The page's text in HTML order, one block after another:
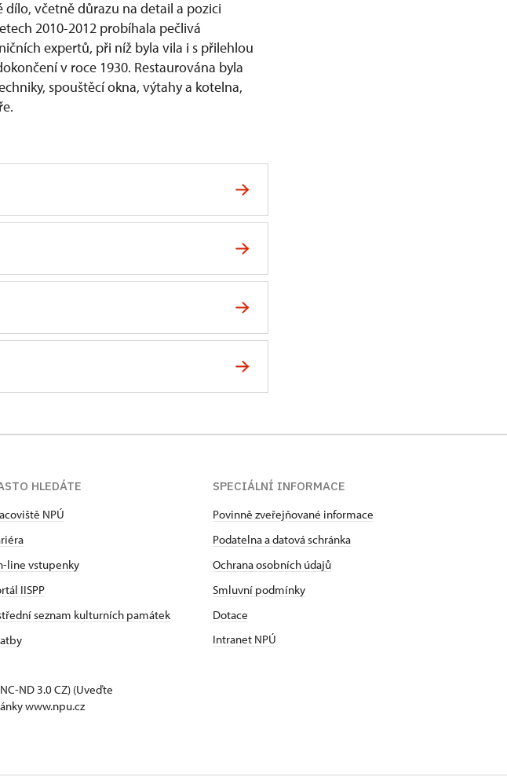
včetně důrazu na detail a pozici
2010-2012 probíhala pečlivá
expertů, při níž byla vila i s přilehlou
v roce 1930. Restaurována byla
spouštěcí okna, výtahy a kotelna,
HLEDÁTE
NPÚ
line vstupenky
IISPP
seznam kulturních památek
SPECIÁLNÍ INFORMACE
Povinně zveřejňované informace
Podatelna a datová schránka
Ochrana osobních údajů
Smluvní podmínky
Dotace
Intranet NPÚ
NC-ND 3.0 CZ) (Uveďte
www.npu.cz